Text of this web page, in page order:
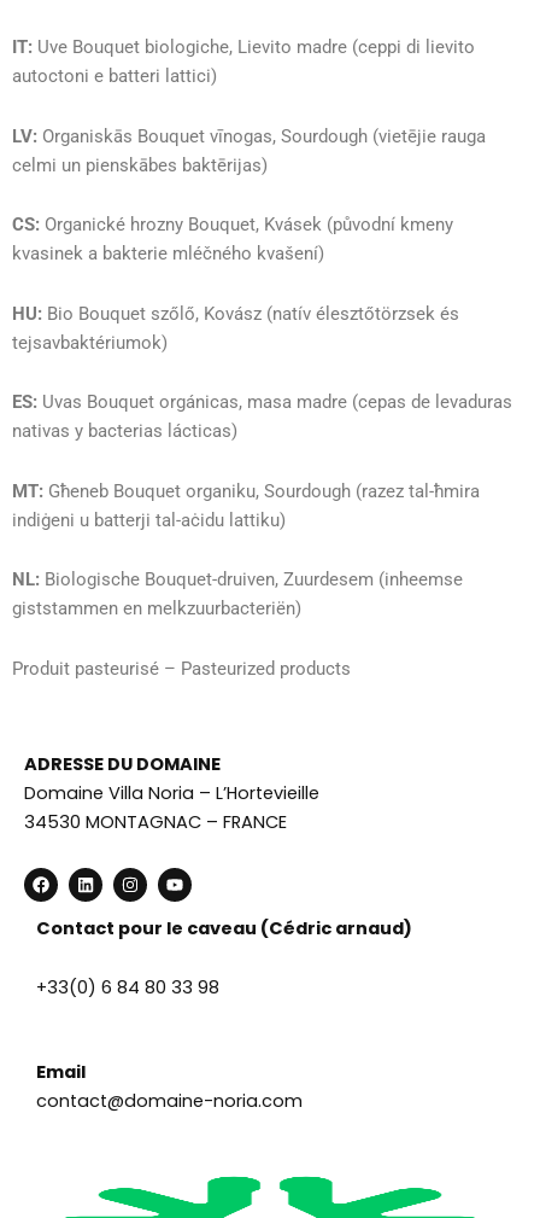
IT: Uve Bouquet biologiche, Lievito madre (ceppi di lievito
autoctoni e batteri lattici)
LV: Organiskās Bouquet vīnogas, Sourdough (vietējie rauga
celmi un pienskābes baktērijas)
CS: Organické hrozny Bouquet, Kvásek (původní kmeny
kvasinek a bakterie mléčného kvašení)
HU: Bio Bouquet szőlő, Kovász (natív élesztőtörzsek és
tejsavbaktériumok)
ES: Uvas Bouquet orgánicas, masa madre (cepas de levaduras
nativas y bacterias lácticas)
MT: Għeneb Bouquet organiku, Sourdough (razez tal-ħmira
indiġeni u batterji tal-aċidu lattiku)
NL: Biologische Bouquet-druiven, Zuurdesem (inheemse
giststammen en melkzuurbacteriën)
Produit pasteurisé – Pasteurized products
ADRESSE DU DOMAINE
Domaine Villa Noria – L’Hortevieille
34530 MONTAGNAC – FRANCE
F
a
c
e
b
o
k
L
i
n
k
e
i
n
I
n
s
t
a
a
Y
o
u
t
u
e
Contact pour le caveau (Cédric arnaud)
+33(0) 6 84 80 33 98
Email
contact@domaine-noria.com